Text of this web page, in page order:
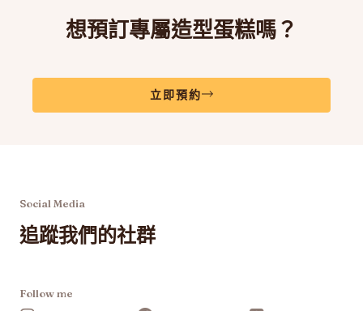
想預訂專屬造型蛋糕嗎？
立即預約
Social Media
追蹤我們的社群
Follow me